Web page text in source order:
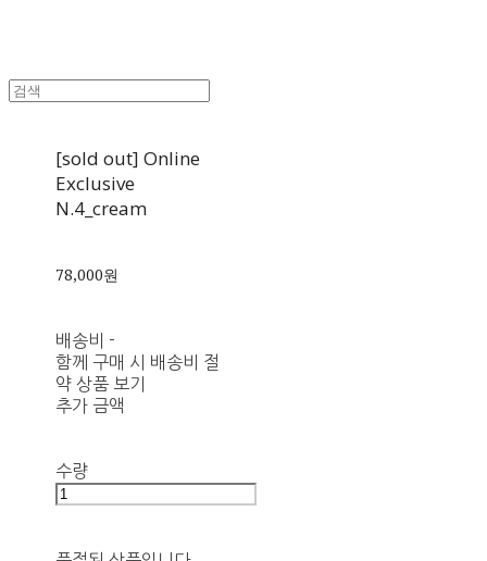
[sold out] Online
Exclusive
N.4_cream
78,000원
배송비 -
함께 구매 시 배송비 절
약 상품 보기
추가 금액
수량